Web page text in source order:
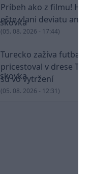
Príbeh ako z filmu!
ešte vlani deviatu
(05. 08. 2026 - 17:44)
Turecko zažíva
pricestoval v drese
sú vo vytržení
(05. 08. 2026 - 12:31)